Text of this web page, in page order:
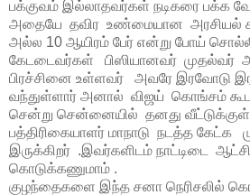
பக்குவம் இல்லாதவர்கள் நடிகரை பக்க
அதையே தவிர உண்மையான அரசியல்
அல்ல 10 ஆயிரம் பேர் என்று போய்
கேடடைவர்கள் பிஸியானவர் முதல்வர்
பிரச்சினை உள்ளவர் அவரே இரவோடு
வந்துள்ளார் அனால் விஜய் கொங்சம் கூட
சென்று சென்னையில் தனது வீட்டுக்குள்
பத்திரிகையாளர் மாநாடு நடத்த கேட்க
இருக்கிறர் .இவர்களிடம் நாட்டிடை
கொடுக்கணுமாம் .
குழந்தைகளை இந்த சனா நெரிசலில்